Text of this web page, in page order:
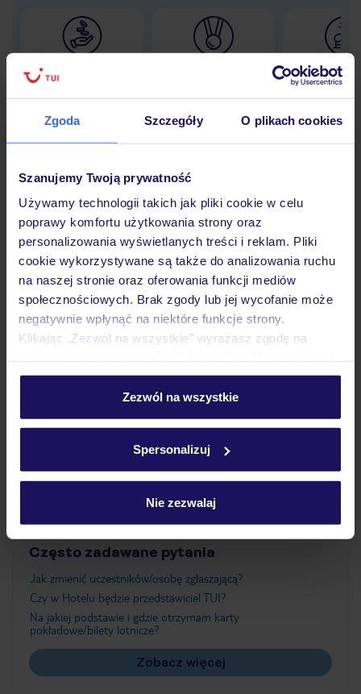
Zgoda Szczegóły O plikach cookies
Szanujemy Twoją prywatność
Używamy technologii takich jak pliki cookie w celu
poprawy komfortu użytkowania strony oraz
personalizowania wyświetlanych treści i reklam. Pliki
cookie wykorzystywane są także do analizowania ruchu
na naszej stronie oraz oferowania funkcji mediów
społecznościowych. Brak zgody lub jej wycofanie może
negatywnie wpłynąć na niektóre funkcje strony.
Klikając „Zezwól na wszystkie” wyrażasz zgodę na
personalizować swój wybór wchodząc w zakładkę
Szczegółowe informacje o plikach cookie znajdziesz
Zezwól na wszystkie
Spersonalizuj
Nie zezwalaj
30 lat w
Hotel
Opinie
Pokoje
Atrakcje
Ważne informacje
Często zadawane pytania
Jak zmienić uczestników/osobę zgłaszającą?
Czy w Hotelu będzie przedstawiciel TUI?
Na jakiej podstawie i gdzie otrzymam karty
pokładowe/bilety lotnicze?
Zobacz więcej